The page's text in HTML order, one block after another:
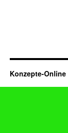
Konzepte-Online